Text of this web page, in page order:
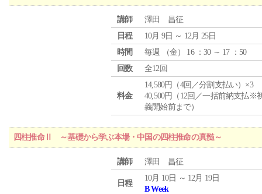
講師
澤田 昌征
日程
10月 9日 ～ 12月 25日
時間
毎週 （金） 16 ：30 ～ 17 ：50
回数
全12回
料金
14,580円（4回／分割支払い）×3
40,500円（12回／一括前納支払※
義開始前まで）
四柱推命Ⅱ ～基礎から学ぶ本場・中国の四柱推命の真髄～
講師 澤田 昌征
日程
10月 10日 ～ 12月 19日
B Week